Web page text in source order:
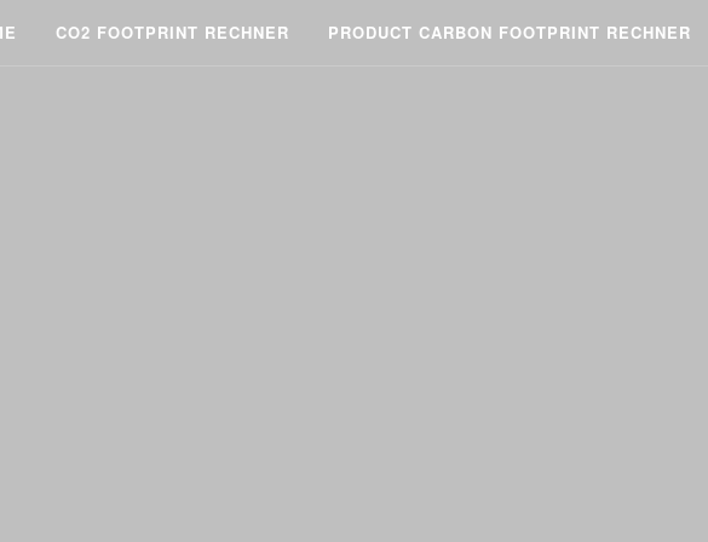
CO2 FOOTPRINT RECHNER PRODUCT CARBON FOOTPRINT RECHNER